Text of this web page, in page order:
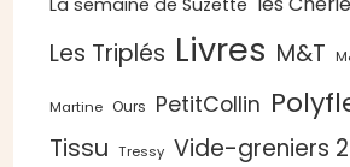
La semaine de Suzette
Les Triplés Livres M&T
Martine Ours PetitCollin
Tissu Tressy Vide-greniers